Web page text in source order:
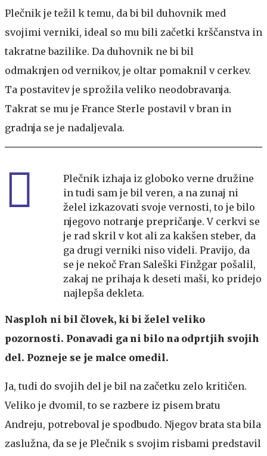
Plečnik je težil k temu, da bi bil duhovnik med
svojimi verniki, ideal so mu bili začetki krščanstva in
takratne bazilike. Da duhovnik ne bi bil
odmaknjen od vernikov, je oltar pomaknil v cerkev.
Ta postavitev je sprožila veliko neodobravanja.
Takrat se mu je France Sterle postavil v bran in
gradnja se je nadaljevala.
Plečnik izhaja iz globoko verne družine
in tudi sam je bil veren, a na zunaj ni
želel izkazovati svoje vernosti, to je bilo
njegovo notranje prepričanje. V cerkvi se
je rad skril v kot ali za kakšen steber, da
ga drugi verniki niso videli. Pravijo, da
se je nekoč Fran Saleški Finžgar pošalil,
zakaj ne prihaja k deseti maši, ko pridejo
najlepša dekleta.
Nasploh ni bil človek, ki bi želel veliko
pozornosti. Ponavadi ga ni bilo na odprtjih svojih
del. Pozneje se je malce omedil.
Ja, tudi do svojih del je bil na začetku zelo kritičen.
Veliko je dvomil, to se razbere iz pisem bratu
Andreju, potreboval je spodbudo. Njegov brata sta bila
zaslužna, da se je Plečnik s svojim risbami predstavil